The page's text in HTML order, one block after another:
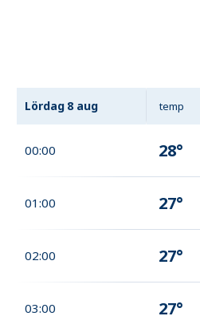
Lördag 8 aug temp
00:00 28°
01:00 27°
02:00 27°
03:00 27°